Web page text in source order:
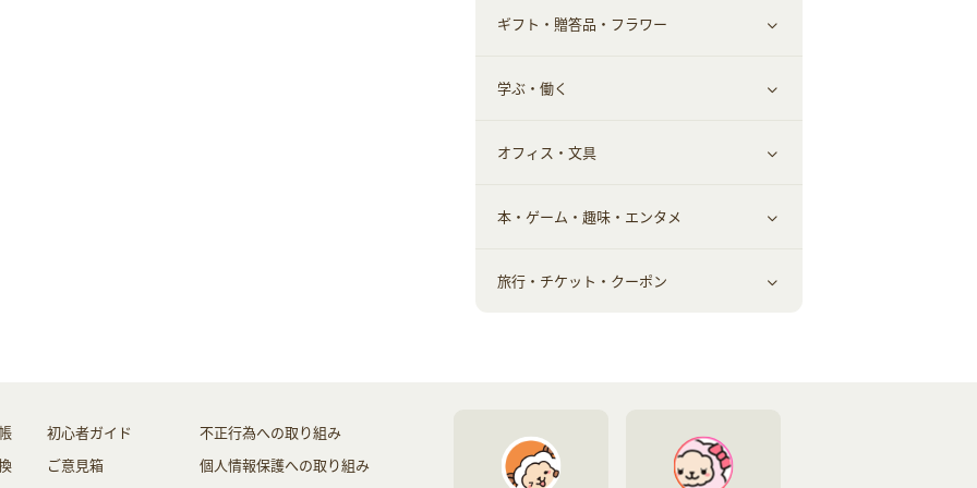
メンズ美容
美容・ダイエット用品
脱毛用品
美容食品
健康食品｜その他
スポーツ・フィットネス
日用品・薬局・からだ
スマホ・携帯電話・SIM
クレジットカード
すべて見る
車情報・カーシェア・レンタル
お役立ち
生活雑貨・家具インテリア
赤ちゃん・こども・マタニティ
ギフト・贈答品・フラワー
すべて見る
ギフト・贈答品
フラワー
学ぶ・働く
すべて見る
習い事・学習・学校
オフィス・文具
すべて見る
オフィス・文具
本・ゲーム・趣味・エンタメ
すべて見る
本
旅行・チケット・クーポン
チケット・クーポン・チラシ
初心者ガイド
ご意見箱
不正行為への取り組み
個人情報保護への取り組み